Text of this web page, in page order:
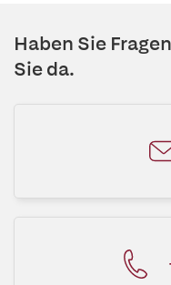
Haben Sie
Sie da.